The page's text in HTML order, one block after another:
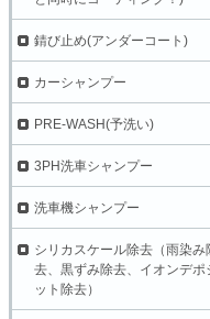
錆び止め(アンダーコート)
カーシャンプー
PRE-WASH(予洗い)
3PH洗車シャンプー
洗車機シャンプー
シリカスケール除去（雨染み
去、黒ずみ除去、イオンデポ
ット除去）